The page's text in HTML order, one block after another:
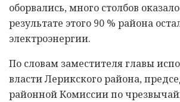
оборвались, много столбов
результате этого 90 % района
электроэнергии.
По словам заместителя главы
власти Лерикского района,
районной Комиссии по